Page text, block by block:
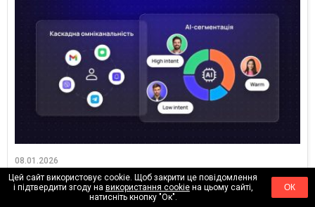
08.01.2026
Тренди Retention-маркетингу у 2026 році: як AI, CDP і
омніканальність змінюють підхід
Цей сайт використовує cookie. Щоб закрити це повідомлення
і підтвердити згоду на використання cookieна цьому сайті,
натисніть кнопку "Ок".
ОК